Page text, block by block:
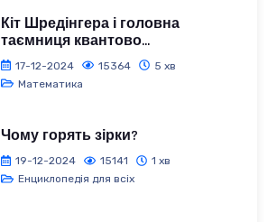
Кіт Шредінгера і головна
таємниця квантово...
17-12-2024 15364
5 хв
Математика
Чому горять зірки?
19-12-2024 15141
1 хв
Енциклопедія для всіх